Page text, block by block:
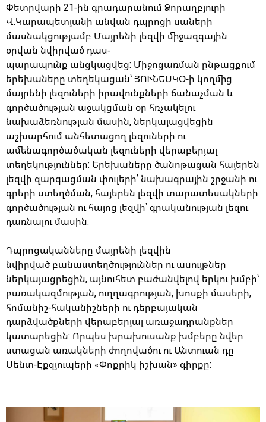
Փետրվարի 21-ին գրադարանում Ձորաղբյուրի
Վ.Կարապետյանի անվան դպրոցի սաների
մասնակցությամբ Մայրենի լեզվի միջազգային
օրվան նվիրված դաս-
պարապունք անցկացվեց: Միջոցառման ընթացքում
երեխաները տեղեկացան՝ ՅՈՒՆԵՍԿՕ-ի կողմից
մայրենի լեզուների իրավունքների ճանաչման և
գործածության աջակցման օր հռչակելու
նախաձեռնության մասին, ներկայացվեցին
աշխարհում անհետացող լեզուների ու
ամենագործածական լեզուների վերաբերյալ
տեղեկություններ: Երեխաները ծանոթացան հայերեն
լեզվի զարգացման փուլերի՝ նախագրային շրջանի ու
գրերի ստեղծման, հայերեն լեզվի տարատեսակների
գործածության ու հայոց լեզվի՝ գրականության լեզու
դառնալու մասին:
Դպրոցականները մայրենի լեզվին
նվիրված բանաստեղծություններ ու ասույթներ
ներկայացրեցին, այնուհետ բաժանվելով երկու խմբի՝
բառակազմության, ուղղագրության, խոսքի մասերի,
հոմանիշ-հականիշների ու դերբայական
դարձվածքների վերաբերյալ առաջադրանքներ
կատարեցին: Որպես խրախուսանք խմբերը նվեր
ստացան առակների ժողովածու ու Անտուան դը
Սենտ-Էքզյուպերի «Փոքրիկ իշխան» գիրքը: